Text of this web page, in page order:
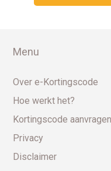
Menu
Over e-Kortingscode
Hoe werkt het?
Kortingscode
Privacy
Disclaimer